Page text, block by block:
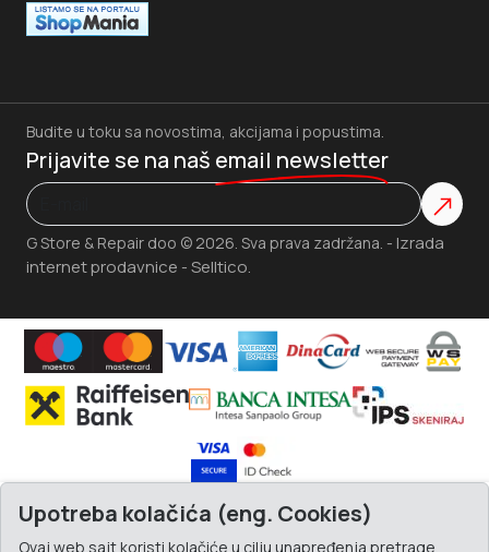
G Store & Repair doo © 2026. Sva prava zadržana. - Izrada
internet prodavnice - Selltico.
Budite u toku sa novostima, akcijama i popustima.
Prijavite se na naš email newsletter
Upotreba kolačića (eng. Cookies)
Ovaj web sajt koristi kolačiće u cilju unapređenja pretrage,